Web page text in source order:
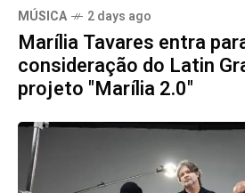
MÚSICA 2 days ago
Marília Tavares entra
consideração do Latin
projeto "Marília 2.0"